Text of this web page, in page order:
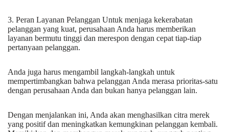
3. Peran Layanan Pelanggan Untuk menjaga kekerabatan
pelanggan yang kuat, perusahaan Anda harus memberikan
layanan bermutu tinggi dan merespon dengan cepat tiap-tiap
pertanyaan pelanggan.
Anda juga harus mengambil langkah-langkah untuk
mempertimbangkan bahwa pelanggan Anda merasa prioritas-satu
dengan perusahaan Anda dan bukan hanya pelanggan lain.
Dengan menjalankan ini, Anda akan menghasilkan citra merek
yang positif dan meningkatkan kemungkinan pelanggan kembali.